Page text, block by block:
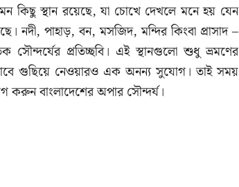
কিছু স্থান রয়েছে, যা চোখে দেখলে মনে হয় যেন
নদী, পাহাড়, বন, মসজিদ, মন্দির কিংবা প্রাসাদ –
প্রতিচ্ছবি। এই স্থানগুলো শুধু ভ্রমণের
গুছিয়ে নেওয়ারও এক অনন্য সুযোগ। তাই সময়
বাংলাদেশের অপার সৌন্দর্য।